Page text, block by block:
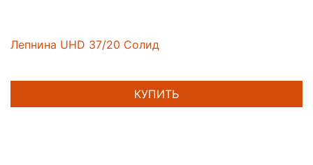
Лепнина UHD 37/20 Солид
КУПИТЬ